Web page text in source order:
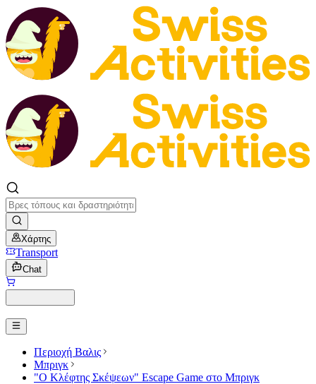
Χάρτης
Transport
Chat
Περιοχή Βαλις
Μπριγκ
"Ο Κλέφτης Σκέψεων" Escape Game στο Μπριγκ